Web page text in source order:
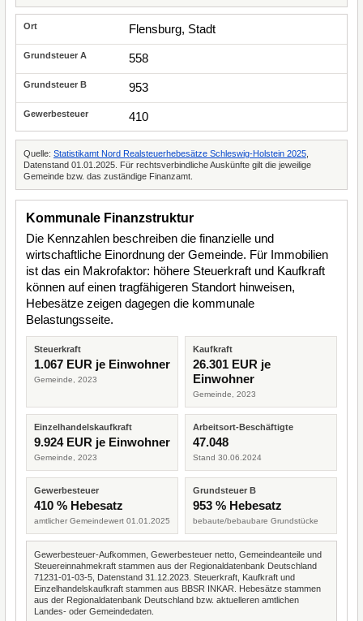
Flensburg, Stadt
558
953
410
Quelle: Statistikamt Nord Realsteuerhebesätze Schleswig-Holstein 2025
Datenstand 01.01.2025. Für rechtsverbindliche Auskünfte gilt die jeweilige
Gemeinde bzw. das zuständige Finanzamt.
Kommunale Finanzstruktur
Die Kennzahlen beschreiben die finanzielle und
wirtschaftliche Einordnung der Gemeinde. Für Immobilien
ist das ein Makrofaktor: höhere Steuerkraft und Kaufkraft
können auf einen tragfähigeren Standort hinweisen,
Hebesätze zeigen dagegen die kommunale
Belastungsseite.
Steuerkraft
1.067 EUR je Einwohner
Gemeinde, 2023
Kaufkraft
26.301 EUR je
Einwohner
Gemeinde, 2023
Einzelhandelskaufkraft
9.924 EUR je Einwohner
Gemeinde, 2023
Arbeitsort-Beschäftigte
47.048
Stand 30.06.2024
Gewerbesteuer
410 % Hebesatz
amtlicher Gemeindewert 01.01.2025
Grundsteuer B
953 % Hebesatz
bebaute/bebaubare Grundstücke
Gewerbesteuer-Aufkommen, Gewerbesteuer netto, Gemeindeanteile und
Steuereinnahmekraft stammen aus der Regionaldatenbank Deutschland
71231-01-03-5, Datenstand 31.12.2023. Steuerkraft, Kaufkraft und
Einzelhandelskaufkraft stammen aus BBSR INKAR. Hebesätze stammen
aus der Regionaldatenbank Deutschland bzw. aktuelleren amtlichen
Landes- oder Gemeindedaten.